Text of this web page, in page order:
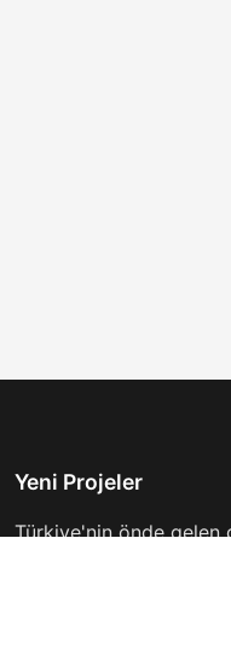
Yeni Projeler
Türkiye'nin önde